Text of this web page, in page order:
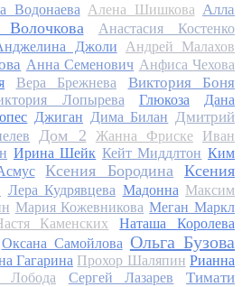
Водонаева Алена Шишкова Алла
Анастасия Костенко
Джоли Андрей Малахов
Анна Семенович Анфиса Чехова
Вера Брежнева Виктория Боня
Лопырева Глюкоза
Дана
Джиган Дима Билан Дмитрий
Дом 2 Жанна Фриске
Иван
Ирина Шейк Кейт Миддлтон Ким
Ксения Бородина
Ксения
Лера Кудрявцева Мадонна Максим
Мария Кожевникова Меган Маркл
Каменских
Наташа Королева
Оксана Самойлова Ольга Бузова
Гагарина Прохор Шаляпин Рианна
Лобода Сергей Лазарев
Тимати